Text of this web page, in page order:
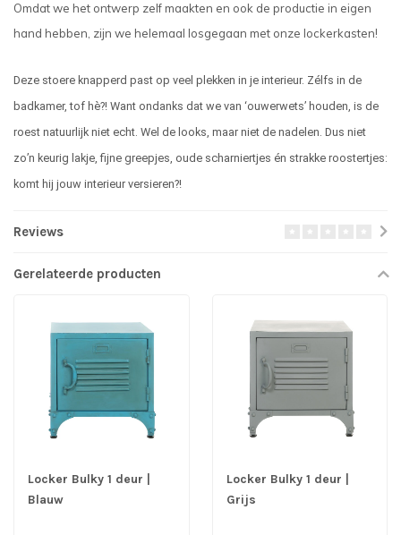
Omdat we het ontwerp zelf maakten en ook de productie in eigen
hand hebben, zijn we helemaal losgegaan met onze lockerkasten!
Deze stoere knapperd past op veel plekken in je interieur. Zélfs in de
badkamer, tof hè?! Want ondanks dat we van ‘ouwerwets’ houden, is de
roest natuurlijk niet echt. Wel de looks, maar niet de nadelen. Dus niet
zo’n keurig lakje, fijne greepjes, oude scharniertjes én strakke roostertjes:
komt hij jouw interieur versieren?!
Reviews
Gerelateerde producten
Locker Bulky 1 deur |
Blauw
Locker Bulky 1 deur |
Grijs